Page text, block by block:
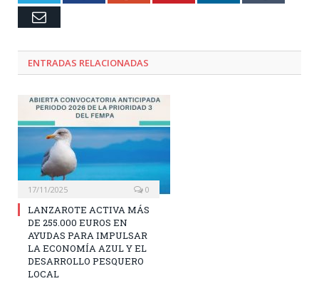
Email
ENTRADAS RELACIONADAS
17/11/2025 0
LANZAROTE ACTIVA MÁS
DE 255.000 EUROS EN
AYUDAS PARA IMPULSAR
LA ECONOMÍA AZUL Y EL
DESARROLLO PESQUERO
LOCAL